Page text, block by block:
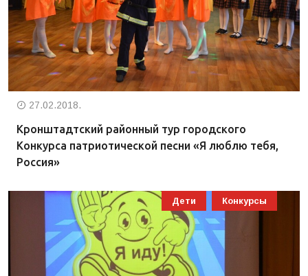
27.02.2018.
Кронштадтский районный тур городского
Конкурса патриотической песни «Я люблю тебя,
Россия»
Дети Конкурсы